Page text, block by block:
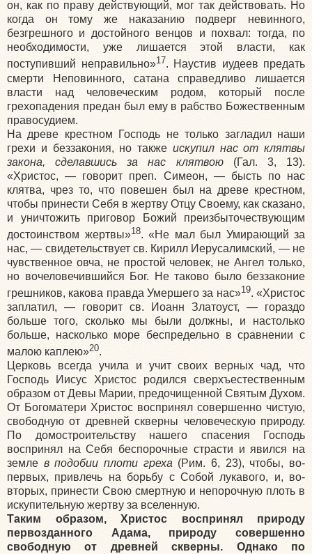
он, как по праву действующий, мог так действовать. Но
когда он тому же наказанию подверг невинного,
безгрешного и достойного венцов и похвал: тогда, по
необходимости, уже лишается этой власти, как
поступивший неправильно»17. Наустив иудеев предать
смерти Неповинного, сатана справедливо лишается
власти над человеческим родом, который после
грехопадения предан был ему в рабство Божественным
правосудием.
На древе крестном Господь не только загладил наши
грехи и беззакония, но также искупил нас от клятвы
закона, сделавшись за нас клятвою (Гал. 3, 13).
«Христос, — говорит преп. Симеон, — бысть по нас
клятва, чрез то, что повешен был на древе крестном,
чтобы принести Себя в жертву Отцу Своему, как сказано,
и уничтожить приговор Божий преизбыточествующим
достоинством жертвы»18. «Не мал был Умирающий за
нас, — свидетельствует св. Кирилл Иерусалимский, — не
чувственное овча, не простой человек, не Ангел только,
но вочеловечившийся Бог. Не таково было беззаконие
грешников, какова правда Умершего за нас»19. «Христос
заплатил, — говорит св. Иоанн Златоуст, — гораздо
больше того, сколько мы были должны, и настолько
больше, насколько море беспредельно в сравнении с
малою каплею»20.
Церковь всегда учила и учит своих верных чад, что
Господь Иисус Христос родился сверхъестественным
образом от Девы Марии, предочищенной Святым Духом.
От Богоматери Христос воспринял совершенно чистую,
свободную от древней скверны человеческую природу.
По домостроительству нашего спасения Господь
воспринял на Себя беспорочные страсти и явился на
земле в подобии плоти греха (Рим. 6, 23), чтобы, во-
первых, привлечь на борьбу с Собой лукавого, и, во-
вторых, принести Свою смертную и непорочную плоть в
искупительную жертву за вселенную.
Таким образом, Христос воспринял природу
первозданного Адама, природу совершенно
свободную от древней скверны. Однако по